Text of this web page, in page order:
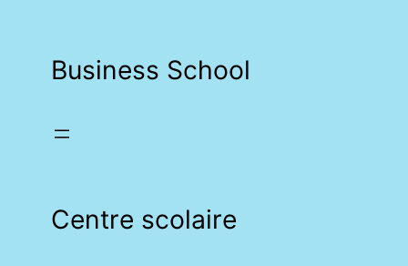
Business School
Centre scolaire